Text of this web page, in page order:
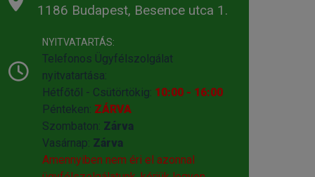
1186 Budapest, Besence utca 1.
NYITVATARTÁS:
Telefonos Ügyfélszolgálat
nyitvatartása:
Hétfőtől - Csütörtökig: 10:00 - 16:00
Pénteken: ZÁRVA
Szombaton: Zárva
Vasárnap: Zárva
Amennyiben nem éri el azonnal